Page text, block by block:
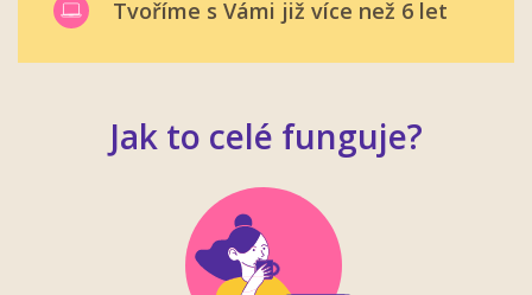
Tvoříme s Vámi již více než 6 let
Jak to celé funguje?